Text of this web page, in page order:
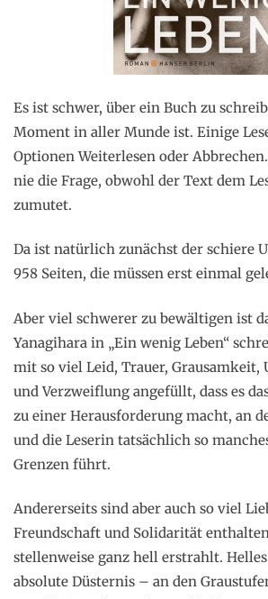
Es ist schwer, über ein Buch zu
Moment in aller Munde ist. Einige
Optionen Weiterlesen oder
nie die Frage, obwohl der Text dem
zumutet.
Da ist natürlich zunächst der schiere
958 Seiten, die müssen erst einmal
Aber viel schwerer zu bewältigen ist
Yanagihara in „Ein wenig Leben“
mit so viel Leid, Trauer,
und Verzweiflung angefüllt, dass es
zu einer Herausforderung macht, an
und die Leserin tatsächlich so
Grenzen führt.
Andererseits sind aber auch so viel
Freundschaft und Solidarität
stellenweise ganz hell erstrahlt.
absolute Düsternis – an den